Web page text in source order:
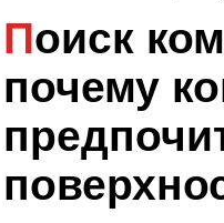
Поиск комфорта:
почему